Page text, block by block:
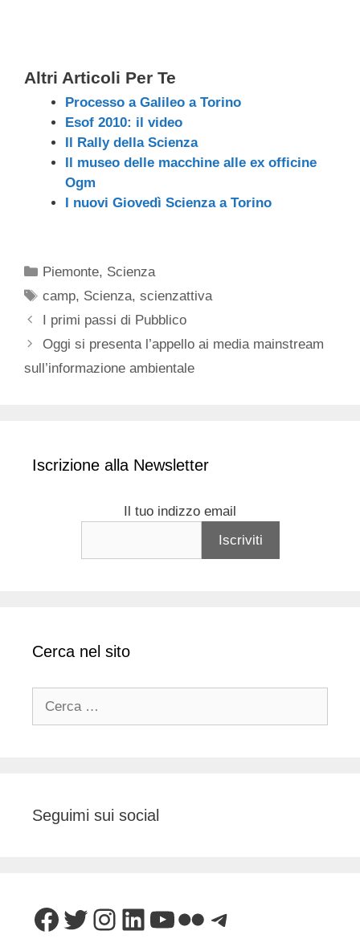
Altri Articoli Per Te
Processo a Galileo a Torino
Esof 2010: il video
Il Rally della Scienza
Il museo delle macchine alle ex officine
Ogm
I nuovi Giovedì Scienza a Torino
Categorie
Piemonte, Scienza
Tag
camp, Scienza,scienzattiva
I primi passi di Pubblico
Oggi si presenta l’appello ai media mainstream
sull’informazione ambientale
Iscrizione alla Newsletter
Il tuo indizzo email
Cerca nel sito
Seguimi sui social
Facebook
Twitter
Instagram
LinkedIn
YouTube
FlickrTelegram